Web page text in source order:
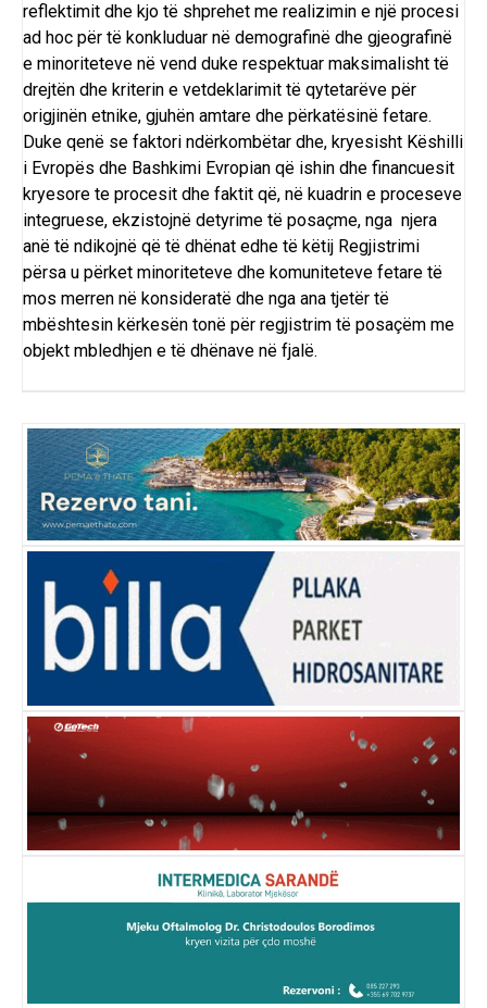
reflektimit dhe kjo të shprehet me realizimin e një procesi
ad hoc për të konkluduar në demografinë dhe gjeografinë
e minoriteteve në vend duke respektuar maksimalisht të
drejtën dhe kriterin e vetdeklarimit të qytetarëve për
origjinën etnike, gjuhën amtare dhe përkatësinë fetare.
Duke qenë se faktori ndërkombëtar dhe, kryesisht Këshilli
i Evropës dhe Bashkimi Evropian që ishin dhe financuesit
kryesore te procesit dhe faktit që, në kuadrin e proceseve
integruese, ekzistojnë detyrime të posaçme, nga njera
anë të ndikojnë që të dhënat edhe të këtij Regjistrimi
përsa u përket minoriteteve dhe komuniteteve fetare të
mos merren në konsideratë dhe nga ana tjetër të
mbështesin kërkesën tonë për regjistrim të posaçëm me
objekt mbledhjen e të dhënave në fjalë.